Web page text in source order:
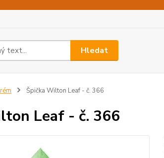
Hledat
Špička Wilton Leaf - č. 366
Leaf - č. 366